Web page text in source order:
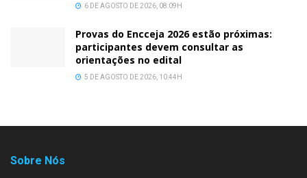
6 DE AGOSTO DE 2026, 08:09H
Provas do Encceja 2026 estão próximas:
participantes devem consultar as
orientações no edital
5 DE AGOSTO DE 2026, 10:44H
Sobre Nós